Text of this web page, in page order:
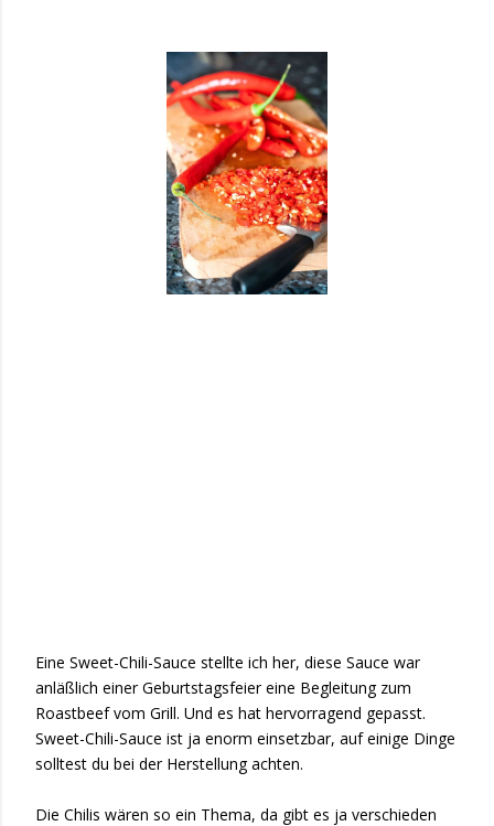
Eine Sweet-Chili-Sauce stellte ich her, diese Sauce war
anläßlich einer Geburtstagsfeier eine Begleitung zum
Roastbeef vom Grill. Und es hat hervorragend gepasst.
Sweet-Chili-Sauce ist ja enorm einsetzbar, auf einige Dinge
solltest du bei der Herstellung achten.
Die Chilis wären so ein Thema, da gibt es ja verschieden